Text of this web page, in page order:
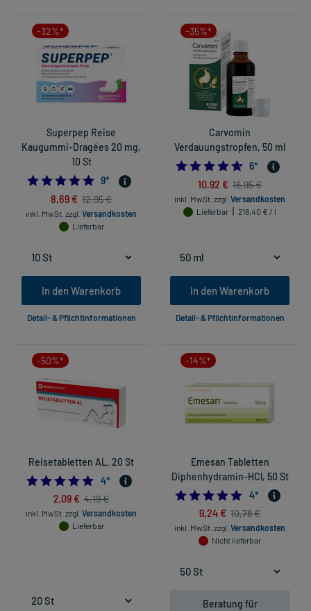
-32%*
Superpep Reise
Kaugummi-Dragées 20 mg,
10 St
4.777777777777778
9*
8,69 € 12,95 €
inkl. MwSt. zzgl. Versandkosten
Lieferbar
In den Warenkorb
Detail- & Pflichtinformationen
-35%*
Carvomin
Verdauungstropfen, 50 ml
6*
10,92 € 16,95 €
inkl. MwSt. zzgl. Versandkosten
Lieferbar
218,40 € / l
In den Warenkorb
Detail- & Pflichtinformationen
-50%*
Reisetabletten AL, 20 St
5.0
4*
2,09 € 4,19 €
inkl. MwSt. zzgl. Versandkosten
Lieferbar
-14%*
Emesan Tabletten
Diphenhydramin-HCl, 50 St
5.0
4*
9,24 € 10,78 €
inkl. MwSt. zzgl. Versandkosten
Nicht lieferbar
Beratung für